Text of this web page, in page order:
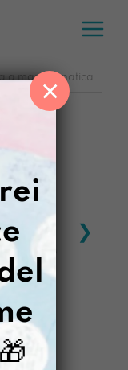
a mano Lunatica
🎁
×